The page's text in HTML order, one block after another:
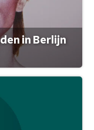
in Berlijn